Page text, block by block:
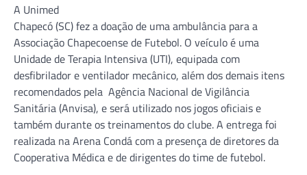
A Unimed
Chapecó (SC) fez a doação de uma ambulância para a
Associação Chapecoense de Futebol. O veículo é uma
Unidade de Terapia Intensiva (UTI), equipada com
desfibrilador e ventilador mecânico, além dos demais itens
recomendados pela Agência Nacional de Vigilância
Sanitária (Anvisa), e será utilizado nos jogos oficiais e
também durante os treinamentos do clube. A entrega foi
realizada na Arena Condá com a presença de diretores da
Cooperativa Médica e de dirigentes do time de futebol.